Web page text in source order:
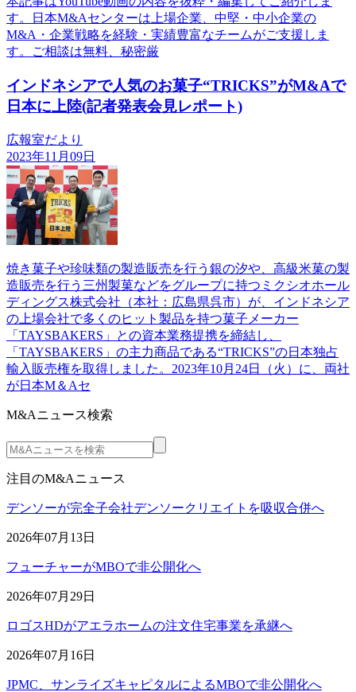
す。日本M&Aセンターは上場企業、中堅・中小企業の
M&A・企業戦略を経験・実績豊富なチームがご支援しま
す。ご相談は無料、秘密厳
インドネシアで人気のお菓子“TRICKS”がM&Aで
日本に上陸(記者発表会見レポート)
広報室だより
2023年11月09日
焼き菓子や珍味類の製造販売を行う銀の汐や、高級米菓の製
造販売を行う三州製菓などをグループに持つミクシオホール
ディングス株式会社（本社：広島県呉市）が、インドネシア
の上場会社で多くのヒット製品を持つ菓子メーカー
「TAYSBAKERS」との資本業務提携を締結し、
「TAYSBAKERS」の主力商品である“TRICKS”の日本独占
輸入販売権を取得しました。2023年10月24日（火）に、両社
が日本M＆Aセ
M&Aニュース検索
注目のM&Aニュース
デンソーが完全子会社デンソークリエイトを吸収合併へ
2026年07月13日
フューチャーがMBOで非公開化へ
2026年07月29日
ロゴスHDがアエラホームの注文住宅事業を承継へ
2026年07月16日
JPMC、サンライズキャピタルによるMBOで非公開化へ